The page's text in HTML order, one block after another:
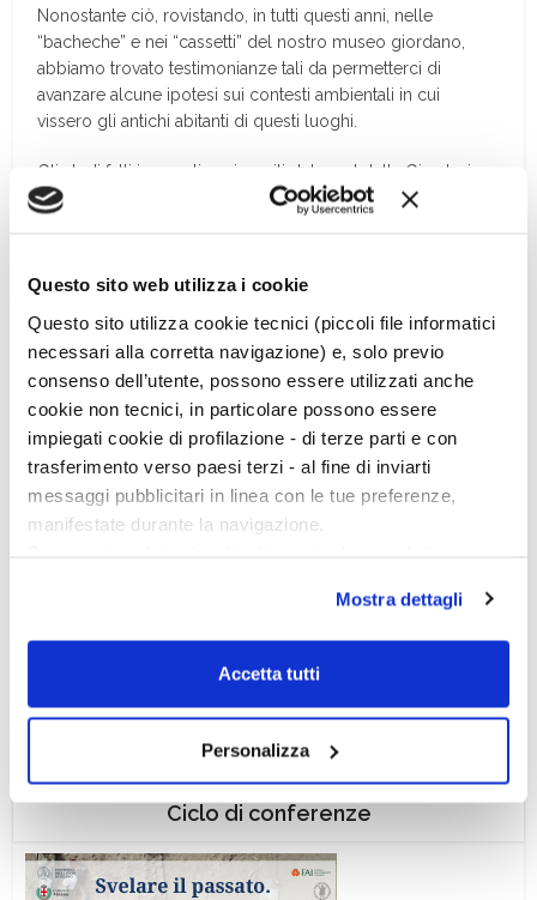
Questo sito web utilizza i cookie
Questo sito utilizza cookie tecnici (piccoli file informatici
necessari alla corretta navigazione) e, solo previo
consenso dell’utente, possono essere utilizzati anche
cookie non tecnici, in particolare possono essere
impiegati cookie di profilazione - di terze parti e con
trasferimento verso paesi terzi - al fine di inviarti
messaggi pubblicitari in linea con le tue preferenze,
manifestate durante la navigazione.
scelte privacy sui cookie, ti invitiamo a prendere visione
dell’informativa cookie.
Chiudendo il banner tramite la “X” prosegui la
dei soli cookie tecnici. Selezionando “Accetta tutti” presti
il tuo consenso alla profilazione che potrai revocare in
ogni momentoRevoca
Mostra dettagli
Accetta tutti
Personalizza
Nonostante ciò, rovistando, in tutti questi anni, nelle
“bacheche” e nei “cassetti” del nostro museo giordano,
abbiamo trovato testimonianze tali da permetterci di
avanzare alcune ipotesi sui contesti ambientali in cui
vissero gli antichi abitanti di questi luoghi.
Gli studi fatti in questi anni su siti del nord della Giordania,
nel vicino rift (Mar Morto, Valle del Giordano), dove
ossa di animali e dello stesso uomo, nonché di pollini,
lungo excursus della storia umana in questa regione. […]
Ciclo di conferenze